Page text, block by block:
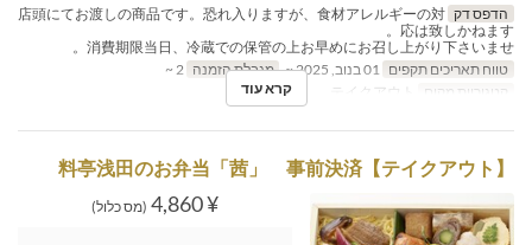
הדפס דק 店頭にてお渡しの商品です。恐れ入りますが、食材アレルギーの対
応は致しかねます。
消費期限当日、冷蔵での保管の上お早めにお召し上がり下さいませ。
טווח תאריכים תקפים
מגבלת הזמנה 2 ~
קטגוריית מקום
קרא עוד
【テイクアウト】料亭浅田のお弁当「茜」 事前決済
¥ 4,860 (מס כלול)